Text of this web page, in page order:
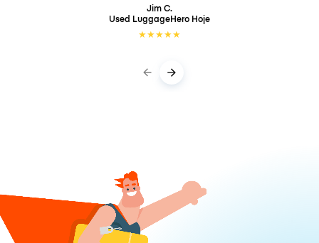
Jim C.
Used LuggageHero Hoje
★★★★★